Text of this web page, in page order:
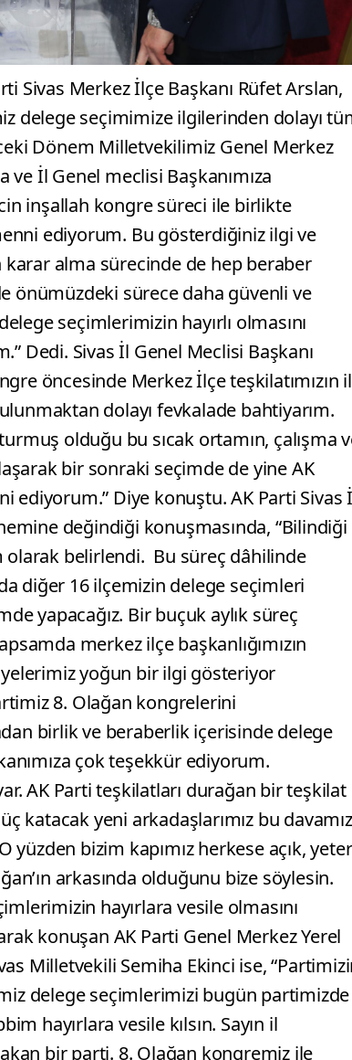
Sivas Merkez İlçe Başkanı Rüfet Arslan,
delege seçimimize ilgilerinden dolayı
Dönem Milletvekilimiz Genel Merkez
ve İl Genel meclisi Başkanımıza
inşallah kongre süreci ile birlikte
ediyorum. Bu gösterdiğiniz ilgi ve
alma sürecinde de hep beraber
önümüzdeki sürece daha güvenli ve
seçimlerimizin hayırlı olmasını
Dedi. Sivas İl Genel Meclisi Başkanı
öncesinde Merkez İlçe teşkilatımızın il
dolayı fevkalade bahtiyarım.
olduğu bu sıcak ortamın, çalışma
bir sonraki seçimde de yine AK
ediyorum.” Diye konuştu. AK Parti Sivas
değindiği konuşmasında, “Bilindiği
belirlendi. Bu süreç dâhilinde
diğer 16 ilçemizin delege seçimleri
yapacağız. Bir buçuk aylık süreç
merkez ilçe başkanlığımızın
yoğun bir ilgi gösteriyor
8. Olağan kongrelerini
birlik ve beraberlik içerisinde delege
çok teşekkür ediyorum.
AK Parti teşkilatları durağan bir teşkilat
katacak yeni arkadaşlarımız bu
bizim kapımız herkese açık, yeter
arkasında olduğunu bize söylesin.
hayırlara vesile olmasını
konuşan AK Parti Genel Merkez Yerel
Milletvekili Semiha Ekinci ise,
delege seçimlerimizi bugün partimizde
hayırlara vesile kılsın. Sayın il
bir parti. 8. Olağan kongremiz ile